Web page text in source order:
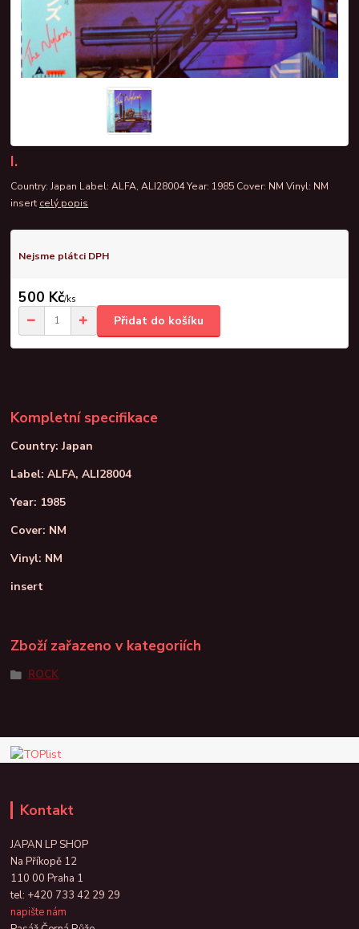
I.
Country: Japan Label: ALFA, ALI28004 Year: 1985 Cover: NM Vinyl: NM
insert celý popis
Nejsme plátci DPH
500 Kč/ks
Přidat do košíku
Kompletní specifikace
Country: Japan
Label: ALFA, ALI28004
Year: 1985
Cover: NM
Vinyl: NM
insert
Zboží zařazeno v kategoriích
ROCK
Kontakt
JAPAN LP SHOP
Na Příkopě 12
110 00 Praha 1
tel: +420 733 42 29 29
napište nám